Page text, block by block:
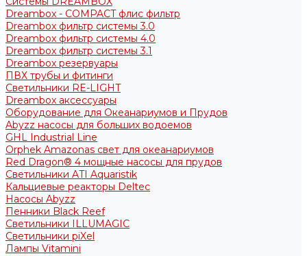
Dreambox - COMPACT флис фильтр
Dreambox фильтр системы 3.0
Dreambox фильтр системы 4.0
Dreambox фильтр системы 3.1
Dreambox резервуары
ПВХ трубы и фитинги
Светильники RE-LIGHT
Dreambox аксессуары
Оборудование для Океанариумов и Прудов
Abyzz насосы для больших водоемов
GHL Industrial Line
Orphek Amazonas свет для океанариумов
Red Dragon® 4 мощные насосы для прудов
Светильники ATI Aquaristik
Кальциевые реакторы Deltec
Насосы Abyzz
Пенники Black Reef
Светильники ILLUMAGIC
Светильники piXel
Лампы Vitamini